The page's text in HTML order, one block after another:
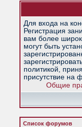
Для входа на
Регистрация
вам более
могут быть
политикой,
присутствие на
Общие
Список форумов